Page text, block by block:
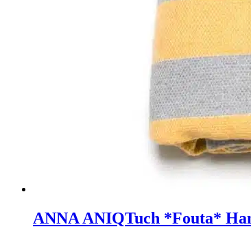
ANNA ANIQTuch *Fouta*